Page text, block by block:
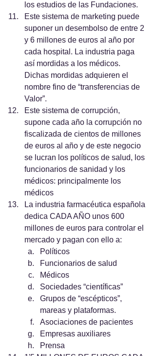
los estudios de las Fundaciones.
Este sistema de marketing puede
suponer un desembolso de entre 2
y 6 millones de euros al año por
cada hospital. La industria paga
así mordidas a los médicos.
Dichas mordidas adquieren el
nombre fino de “transferencias de
Valor”.
Este sistema de corrupción,
supone cada año la corrupción no
fiscalizada de cientos de millones
de euros al año y de este negocio
se lucran los políticos de salud, los
funcionarios de sanidad y los
médicos: principalmente los
médicos
La industria farmacéutica española
dedica CADA AÑO unos 600
millones de euros para controlar el
mercado y pagan con ello a:
Políticos
Funcionarios de salud
Médicos
Sociedades “científicas”
Grupos de “escépticos”,
mareas y plataformas.
Asociaciones de pacientes
Empresas auxiliares
Prensa